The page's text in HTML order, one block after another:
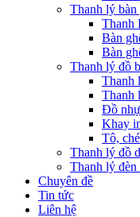
Thanh lý
Thanh
Bàn
Bàn
Thanh lý đồ
Thanh
Thanh
Đồ
Khay
Tô,
Thanh lý đồ
Thanh lý đèn
Chuyên đề
Tin tức
Liên hệ